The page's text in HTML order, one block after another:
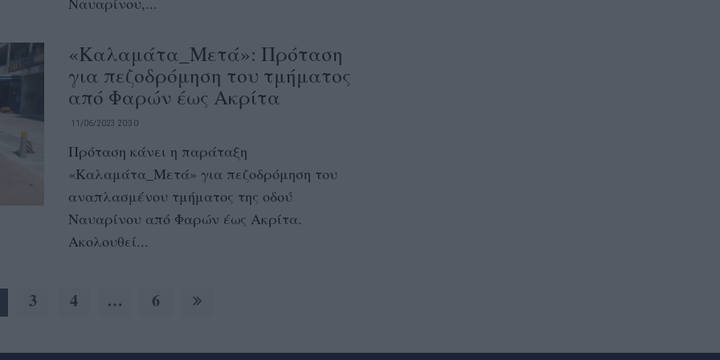
«Καλαμάτα_Μετά»: Πρόταση
για πεζοδρόμηση του τμήματος
από Φαρών έως Ακρίτα
11/06/2023 20:30
Πρόταση κάνει η παράταξη
«Καλαμάτα_Μετά» για πεζοδρόμηση του
αναπλασμένου τμήματος της οδού
Ναυαρίνου από Φαρών έως Ακρίτα.
Ακολουθεί...
3 4 … 6